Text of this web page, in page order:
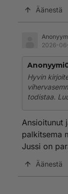
Äänestä
2026-
Hyvin
todistaa.
Ansioitunut
palkitsema
Jussi on
Äänestä